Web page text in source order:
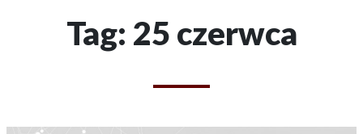
Tag: 25 czerwca